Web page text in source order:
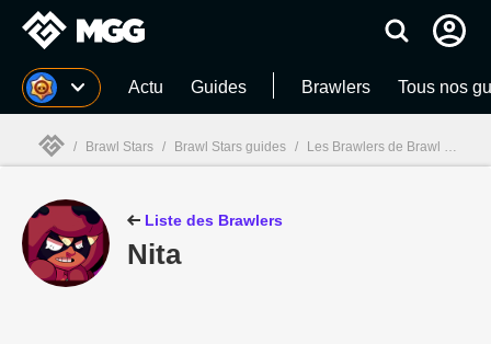
MGG Actu Guides Brawlers Tous nos
MGG
/ Brawl Stars / Brawl Stars guides / Les Brawlers de Brawl Stars
Liste des Brawlers
Nita